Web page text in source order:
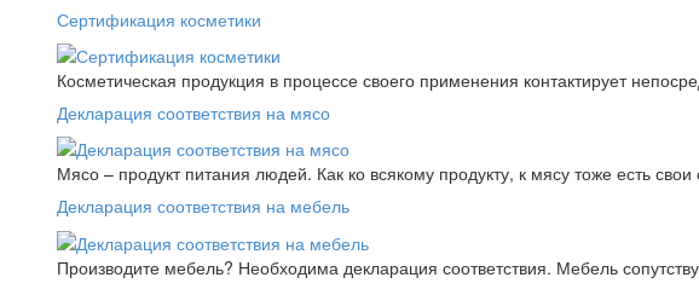
Сертификация косметики
Косметическая продукция в процессе своего применения контактирует
Декларация соответствия на мясо
Мясо – продукт питания людей. Как ко всякому продукту, к мясу тоже есть
Декларация соответствия на мебель
Производите мебель? Необходима декларация соответствия. Мебель